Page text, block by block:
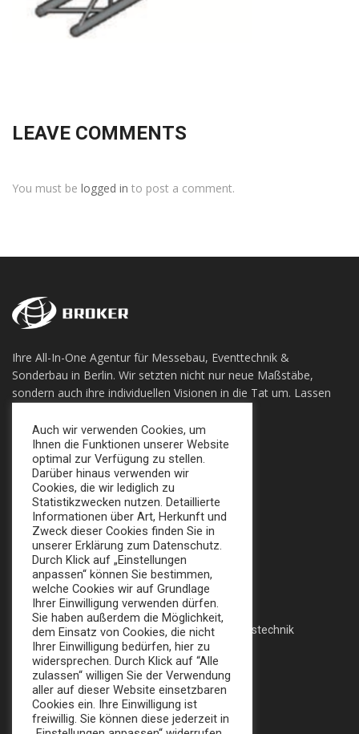
LEAVE COMMENTS
You must be logged in to post a comment.
Ihre All-In-One Agentur für Messebau, Eventtechnik &
Sonderbau in Berlin. Wir setzten nicht nur neue Maßstäbe,
sondern auch ihre individuellen Visionen in die Tat um. Lassen
+49 (0) 30 924 0 95 97
Apollofalterallee 98, 12683 Berlin
info@broker-gmbh.de
INFORMATIONEN
Impressum
Datenschutz
AGB
MENÜ
Home
Messe
Veranstaltungstechnik
Katalog
FOLLOW US:
Auch wir verwenden Cookies, um
Ihnen die Funktionen unserer Website
optimal zur Verfügung zu stellen.
Darüber hinaus verwenden wir
Cookies, die wir lediglich zu
Statistikzwecken nutzen. Detaillierte
Informationen über Art, Herkunft und
Zweck dieser Cookies finden Sie in
unserer Erklärung zum Datenschutz.
Durch Klick auf „Einstellungen
anpassen“ können Sie bestimmen,
welche Cookies wir auf Grundlage
Ihrer Einwilligung verwenden dürfen.
Sie haben außerdem die Möglichkeit,
dem Einsatz von Cookies, die nicht
Ihrer Einwilligung bedürfen, hier zu
widersprechen. Durch Klick auf “Alle
zulassen“ willigen Sie der Verwendung
aller auf dieser Website einsetzbaren
Cookies ein. Ihre Einwilligung ist
freiwillig. Sie können diese jederzeit in